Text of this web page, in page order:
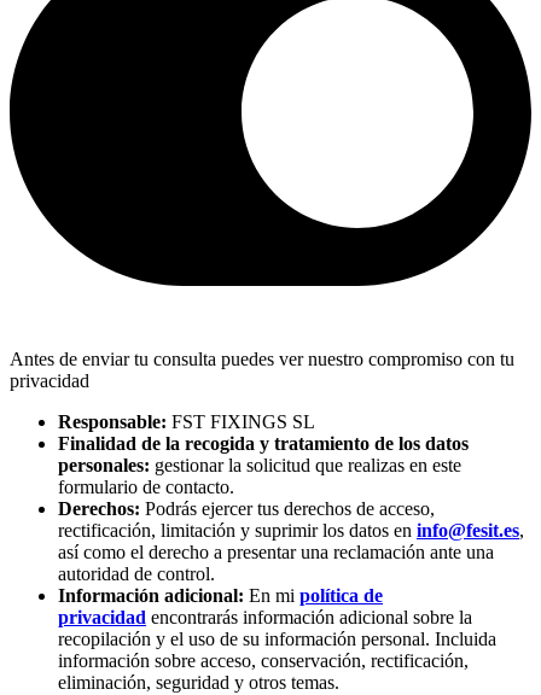
Antes de enviar tu consulta puedes ver nuestro compromiso con tu
privacidad
Responsable: FST FIXINGS SL
Finalidad de la recogida y tratamiento de los datos
personales: gestionar la solicitud que realizas en este
formulario de contacto.
Derechos: Podrás ejercer tus derechos de acceso,
rectificación, limitación y suprimir los datos en info@fesit.es,
así como el derecho a presentar una reclamación ante una
autoridad de control.
Información adicional: En mi política de
privacidad encontrarás información adicional sobre la
recopilación y el uso de su información personal. Incluida
información sobre acceso, conservación, rectificación,
eliminación, seguridad y otros temas.